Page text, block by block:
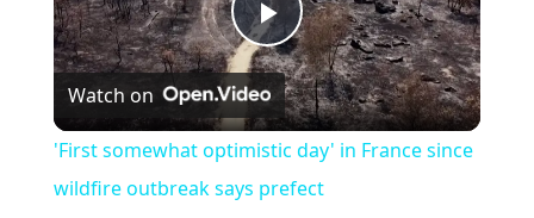
P
l
a
Watch on
'First somewhat optimistic day' in France since
wildfire outbreak says prefect